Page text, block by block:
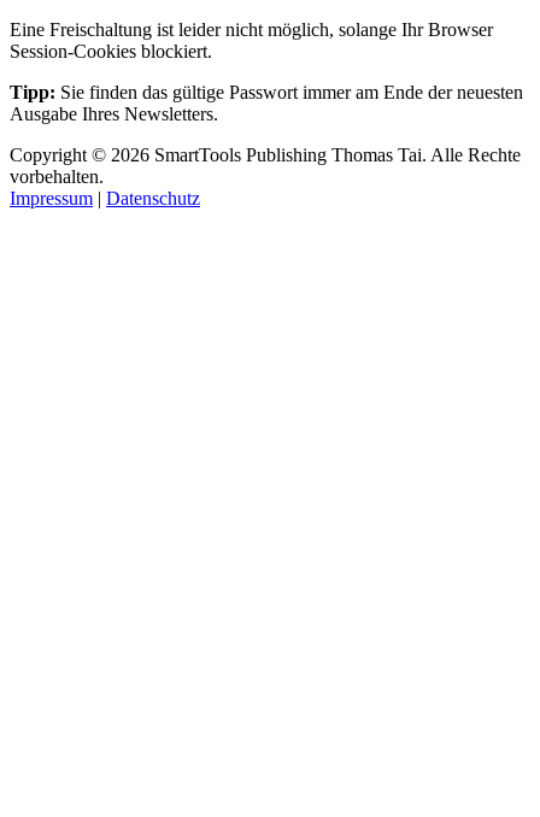
Eine Freischaltung ist leider nicht möglich, solange Ihr Browser
Session-Cookies blockiert.
Tipp: Sie finden das gültige Passwort immer am Ende der neuesten
Ausgabe Ihres Newsletters.
Copyright © 2026 SmartTools Publishing Thomas Tai. Alle Rechte
vorbehalten.
Impressum | Datenschutz